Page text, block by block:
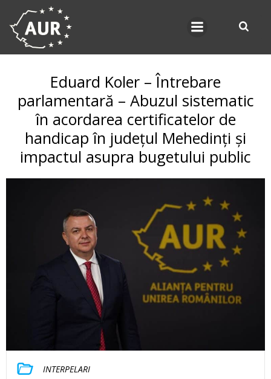
Eduard Koler – Întrebare
parlamentară – Abuzul sistematic
în acordarea certificatelor de
handicap în județul Mehedinți și
impactul asupra bugetului public
INTERPELARI